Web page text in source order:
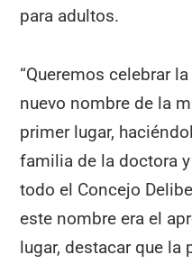
para adultos.
“Queremos celebrar
nuevo nombre de la
primer lugar,
familia de la doctora
todo el Concejo
este nombre era el
lugar, destacar que la